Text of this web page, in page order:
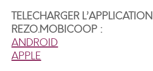
TELECHARGER L’APPLICATION
REZO.MOBICOOP :
ANDROID
APPLE